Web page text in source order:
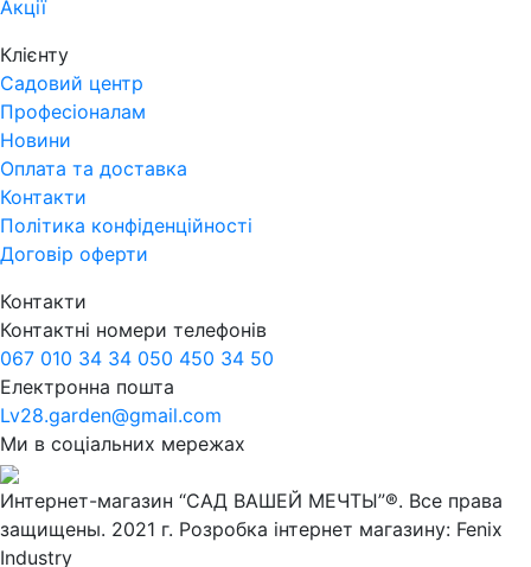
Акції
Клієнту
Садовий центр
Професіоналам
Новини
Оплата та доставка
Контакти
Політика конфіденційності
Договір оферти
Контакти
Контактні номери телефонів
067 010 34 34 050 450 34 50
Електронна пошта
Lv28.garden@gmail.com
Ми в соціальних мережах
Интернет-магазин “САД ВАШЕЙ МЕЧТЫ”®. Все права
защищены. 2021 г. Розробка інтернет магазину: Fenix
Industry